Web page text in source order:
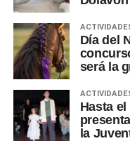
Día del
será la
Hasta
la